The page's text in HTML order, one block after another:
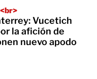
Vucetich
la afición de
nuevo apodo